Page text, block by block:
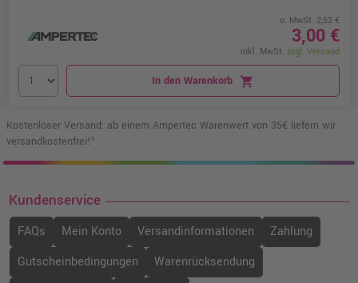
o. MwSt. 2,52 €
3,00 €
inkl. MwSt. zzgl. Versand
In den Warenkorb shopping_cart
Kostenloser Versand: ab einem Ampertec Warenwert von 35€ liefern wir
versandkostenfrei!¹
Kundenservice
FAQs Mein Konto Versandinformationen
Zahlung
Gutscheinbedingungen
Warenrücksendung